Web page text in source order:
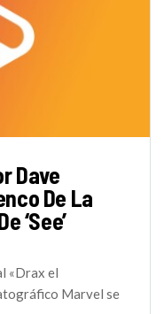
Dave
De La
‘See’
«Drax el
Marvel se